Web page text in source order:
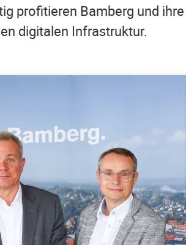
profitieren Bamberg und ihre
digitalen Infrastruktur.